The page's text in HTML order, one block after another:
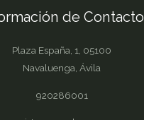
de Contacto
Plaza España, 1, 05100
Navaluenga, Ávila
920286001